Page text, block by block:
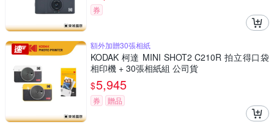
券
額外加贈30張相紙
KODAK 柯達 MINI SHOT2 C210R 拍立得口袋
相印機 + 30張相紙組 公司貨
$5,945
券 贈品